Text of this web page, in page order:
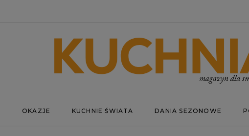
OKAZJE KUCHNIE ŚWIATA DANIA SEZONOWE